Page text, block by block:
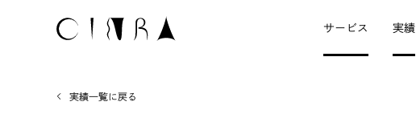
サービス 実績
実績一覧に戻る